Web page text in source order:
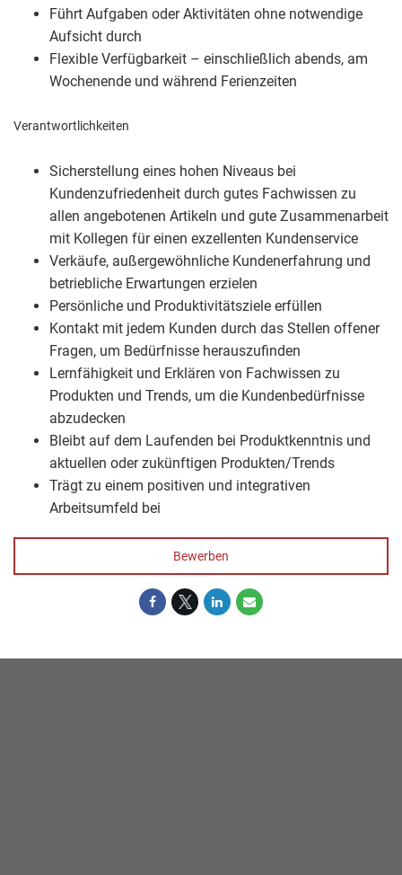
Führt Aufgaben oder Aktivitäten ohne notwendige
Aufsicht durch
Flexible Verfügbarkeit – einschließlich abends, am
Wochenende und während Ferienzeiten
Verantwortlichkeiten
Sicherstellung eines hohen Niveaus bei
Kundenzufriedenheit durch gutes Fachwissen zu
allen angebotenen Artikeln und gute Zusammenarbeit
mit Kollegen für einen exzellenten Kundenservice
Verkäufe, außergewöhnliche Kundenerfahrung und
betriebliche Erwartungen erzielen
Persönliche und Produktivitätsziele erfüllen
Kontakt mit jedem Kunden durch das Stellen offener
Fragen, um Bedürfnisse herauszufinden
Lernfähigkeit und Erklären von Fachwissen zu
Produkten und Trends, um die Kundenbedürfnisse
abzudecken
Bleibt auf dem Laufenden bei Produktkenntnis und
aktuellen oder zukünftigen Produkten/Trends
Trägt zu einem positiven und integrativen
Arbeitsumfeld bei
Bewerben